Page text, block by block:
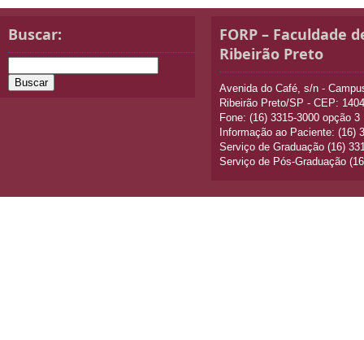
Buscar:
FORP – Faculdade
Ribeirão Preto
Avenida do Café, s/n -
Ribeirão Preto/SP - CEP:
Fone: (16) 3315-3000 opção 3
Informação ao Paciente: (16)
Serviço de Graduação (16)
Serviço de Pós-Graduação